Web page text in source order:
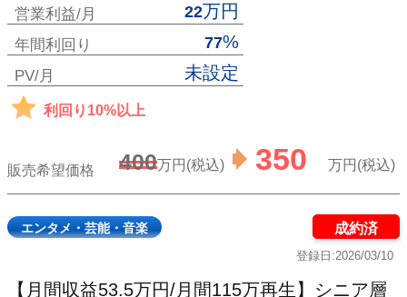
営業利益/月 22万円
年間利回り 77%
PV/月 未設定
利回り10%以上
販売希望価格 400万円(税込) 350 万円(税込)
エンタメ・芸能・音楽
登録日:2026/03/10
成約済
【月間収益53.5万円/月間115万再生】シニア層